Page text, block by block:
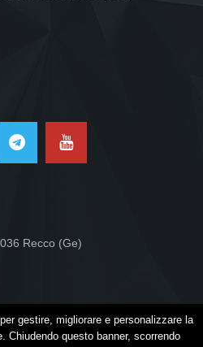
Recco (Ge)
gestire, migliorare e personalizzare la
Chiudendo questo banner, scorrendo